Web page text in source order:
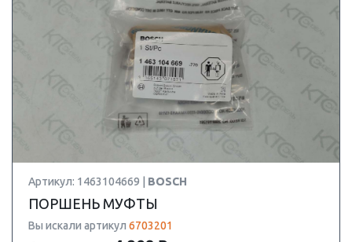
Артикул: 1463104669 | BOSCH
ПОРШЕНЬ МУФТЫ
Вы искали артикул 6703201